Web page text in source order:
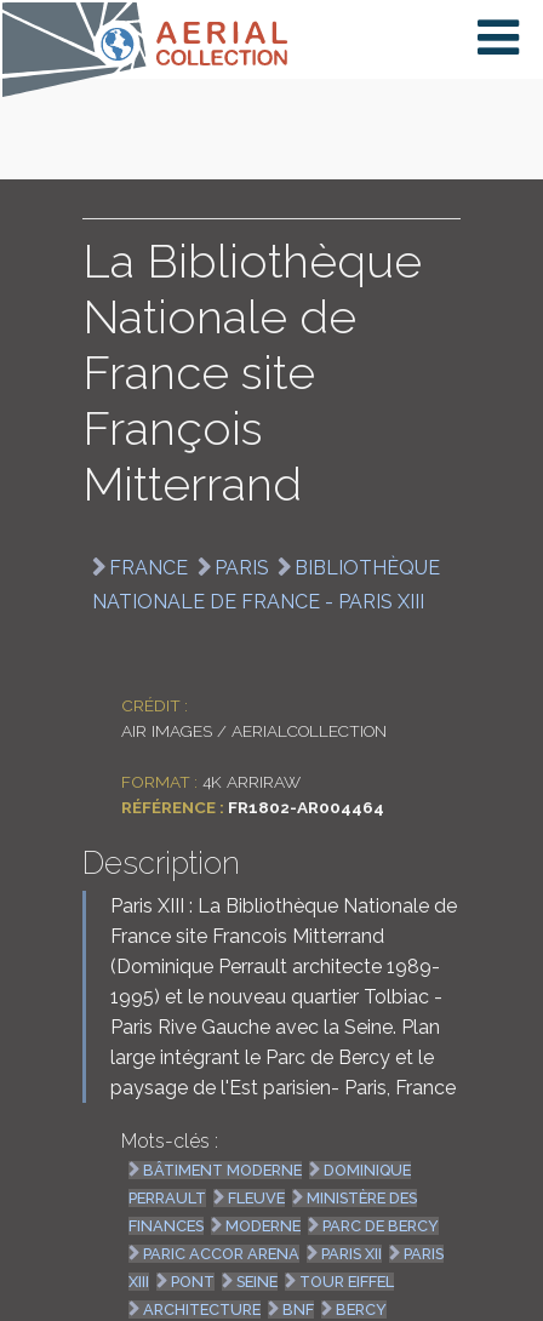
×
PAYS
COLLECTIONS
LOGIN
La Bibliothèque
Nationale de
France site
François
Mitterrand
FRANCE PARIS
BIBLIOTHÈQUE
NATIONALE DE FRANCE - PARIS XIII
CRÉDIT :
AIR IMAGES / AERIALCOLLECTION
FORMAT : 4K ARRIRAW
RÉFÉRENCE : FR1802-AR004464
Description
Paris XIII : La Bibliothèque Nationale de
France site Francois Mitterrand
(Dominique Perrault architecte 1989-
1995) et le nouveau quartier Tolbiac -
Paris Rive Gauche avec la Seine. Plan
large intégrant le Parc de Bercy et le
paysage de l'Est parisien- Paris, France
Mots-clés :
BÂTIMENT MODERNE
DOMINIQUE
PERRAULT
FLEUVE
MINISTÈRE DES
FINANCES
MODERNE
PARC DE BERCY
PARIC ACCOR ARENA
PARIS XII
PARIS
XIII
PONT SEINE
TOUR EIFFEL
ARCHITECTURE
BNF
BERCY